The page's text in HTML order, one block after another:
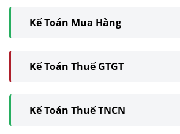
Kế Toán Mua Hàng
Kế Toán Thuế GTGT
Kế Toán Thuế TNCN